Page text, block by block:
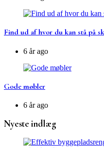
Find ud af hvor du kan stå på
6 år ago
Gode møbler
6 år ago
Nyeste indlæg